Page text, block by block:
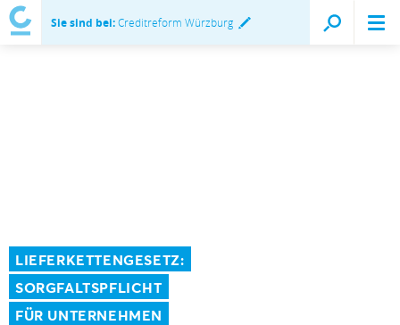
Sie sind bei:Creditreform Würzburg
LIEFERKETTENGESETZ:
SORGFALTSPFLICHT
FÜR UNTERNEHMEN